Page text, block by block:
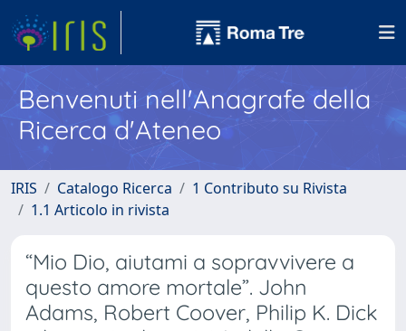
Benvenuti nell'Anagrafe della
Ricerca d'Ateneo
IRIS Catalogo Ricerca
1 Contributo su Rivista
1.1 Articolo in rivista
“Mio Dio, aiutami a sopravvivere a
questo amore mortale”. John
Adams, Robert Coover, Philip K. Dick